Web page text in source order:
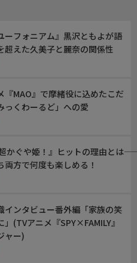
ーフォニアム』黒沢ともよが語
超えた久美子と麗奈の関係性
『MAO』で摩緒役に込めたこだ
っくわーるど」への愛
ぐや姫！』ヒットの理由とは――
両方で何度も楽しめる！
インタビュー番外編「家族の笑
(TVアニメ『SPY×FAMILY』
ャー)